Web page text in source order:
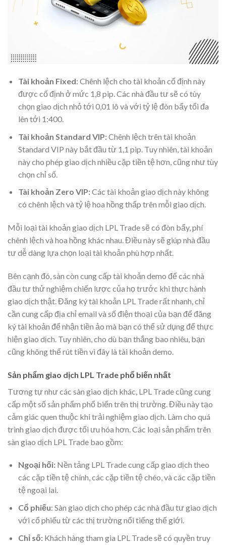
Tài khoản Fixed: Chênh lệch cho tài khoản cố định này
được cố định ở mức 1,8 pip. Các nhà đầu tư sẽ có tùy
chọn giao dịch nhỏ tới 0,01 lô và với tỷ lệ đòn bẩy tối đa
lên tới 1:400.
Tài khoản Standard VIP:Chênh lệch trên tài khoản
Standard VIP này bắt đầu từ 1,1 pip. Tuy nhiên, tài khoản
này cho phép giao dịch nhiều cặp tiền tệ hơn, cũng như tùy
chọn chỉ số.
Tài khoản Zero VIP:Các tài khoản giao dịch này không
có chênh lệch và tỷ lệ hoa hồng thấp trên mỗi giao dịch.
Mỗi loại tài khoản giao dịch LPL Trade sẽ có đòn bẩy, phí
chênh lệch và hoa hồng khác nhau. Điều này sẽ giúp nhà đầu
tư dễ dàng lựa chọn loại tài khoản phù hợp nhất.
Bên cạnh đó, sàn còn cung cấp tài khoản demo để các nhà
đầu tư thử nghiệm chiến lược của họ trước khi thực hành
giao dịch thật. Đăng ký tài khoản LPL Trade rất nhanh, chỉ
cần cung cấp địa chỉ email và số điện thoại của bạn để đăng
ký tài khoản để nhận tiền ảo mà bạn có thể sử dụng để thực
hiện giao dịch. Tuy nhiên, cho dù bạn thắng bao nhiêu, bạn
cũng không thể rút tiền vì đây là tài khoản demo.
Sản phẩm giao dịch LPL Trade phổ biến nhất
Tương tự như các sàn giao dịch khác, LPL Trade cũng cung
cấp một số sản phẩm phổ biến trên thị trường. Điều này tạo
cảm giác quen thuộc khi trải nghiệm giao dịch. Làm cho quá
trình giao dịch được tối ưu hóa hơn. Các loại sản phẩm trên
sàn giao dịch LPL Trade bao gồm:
Ngoại hối:Nền tảng LPL Trade cung cấp giao dịch theo
các cặp tiền tệ chính, các cặp tiền tệ chéo, và các cặp tiền
tệ ngoại lai.
Cổ phiếu: Sàn giao dịch cho phép các nhà đầu tư giao dịch
với cổ phiếu từ các thị trường nổi tiếng thế giới.
Chỉ số:Khách hàng tham gia LPL Trade sẽ có quyền truy